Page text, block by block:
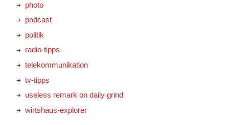
photo
podcast
politik
radio-tipps
telekommunikation
tv-tipps
useless remark on daily grind
wirtshaus-explorer